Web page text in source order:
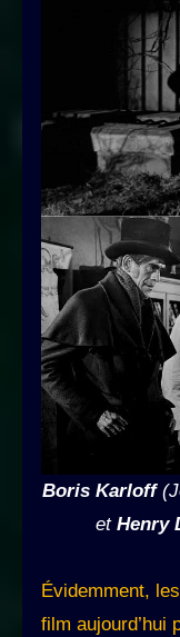
Boris Karloff
et Henry
Évidemment,
film aujourd’hui